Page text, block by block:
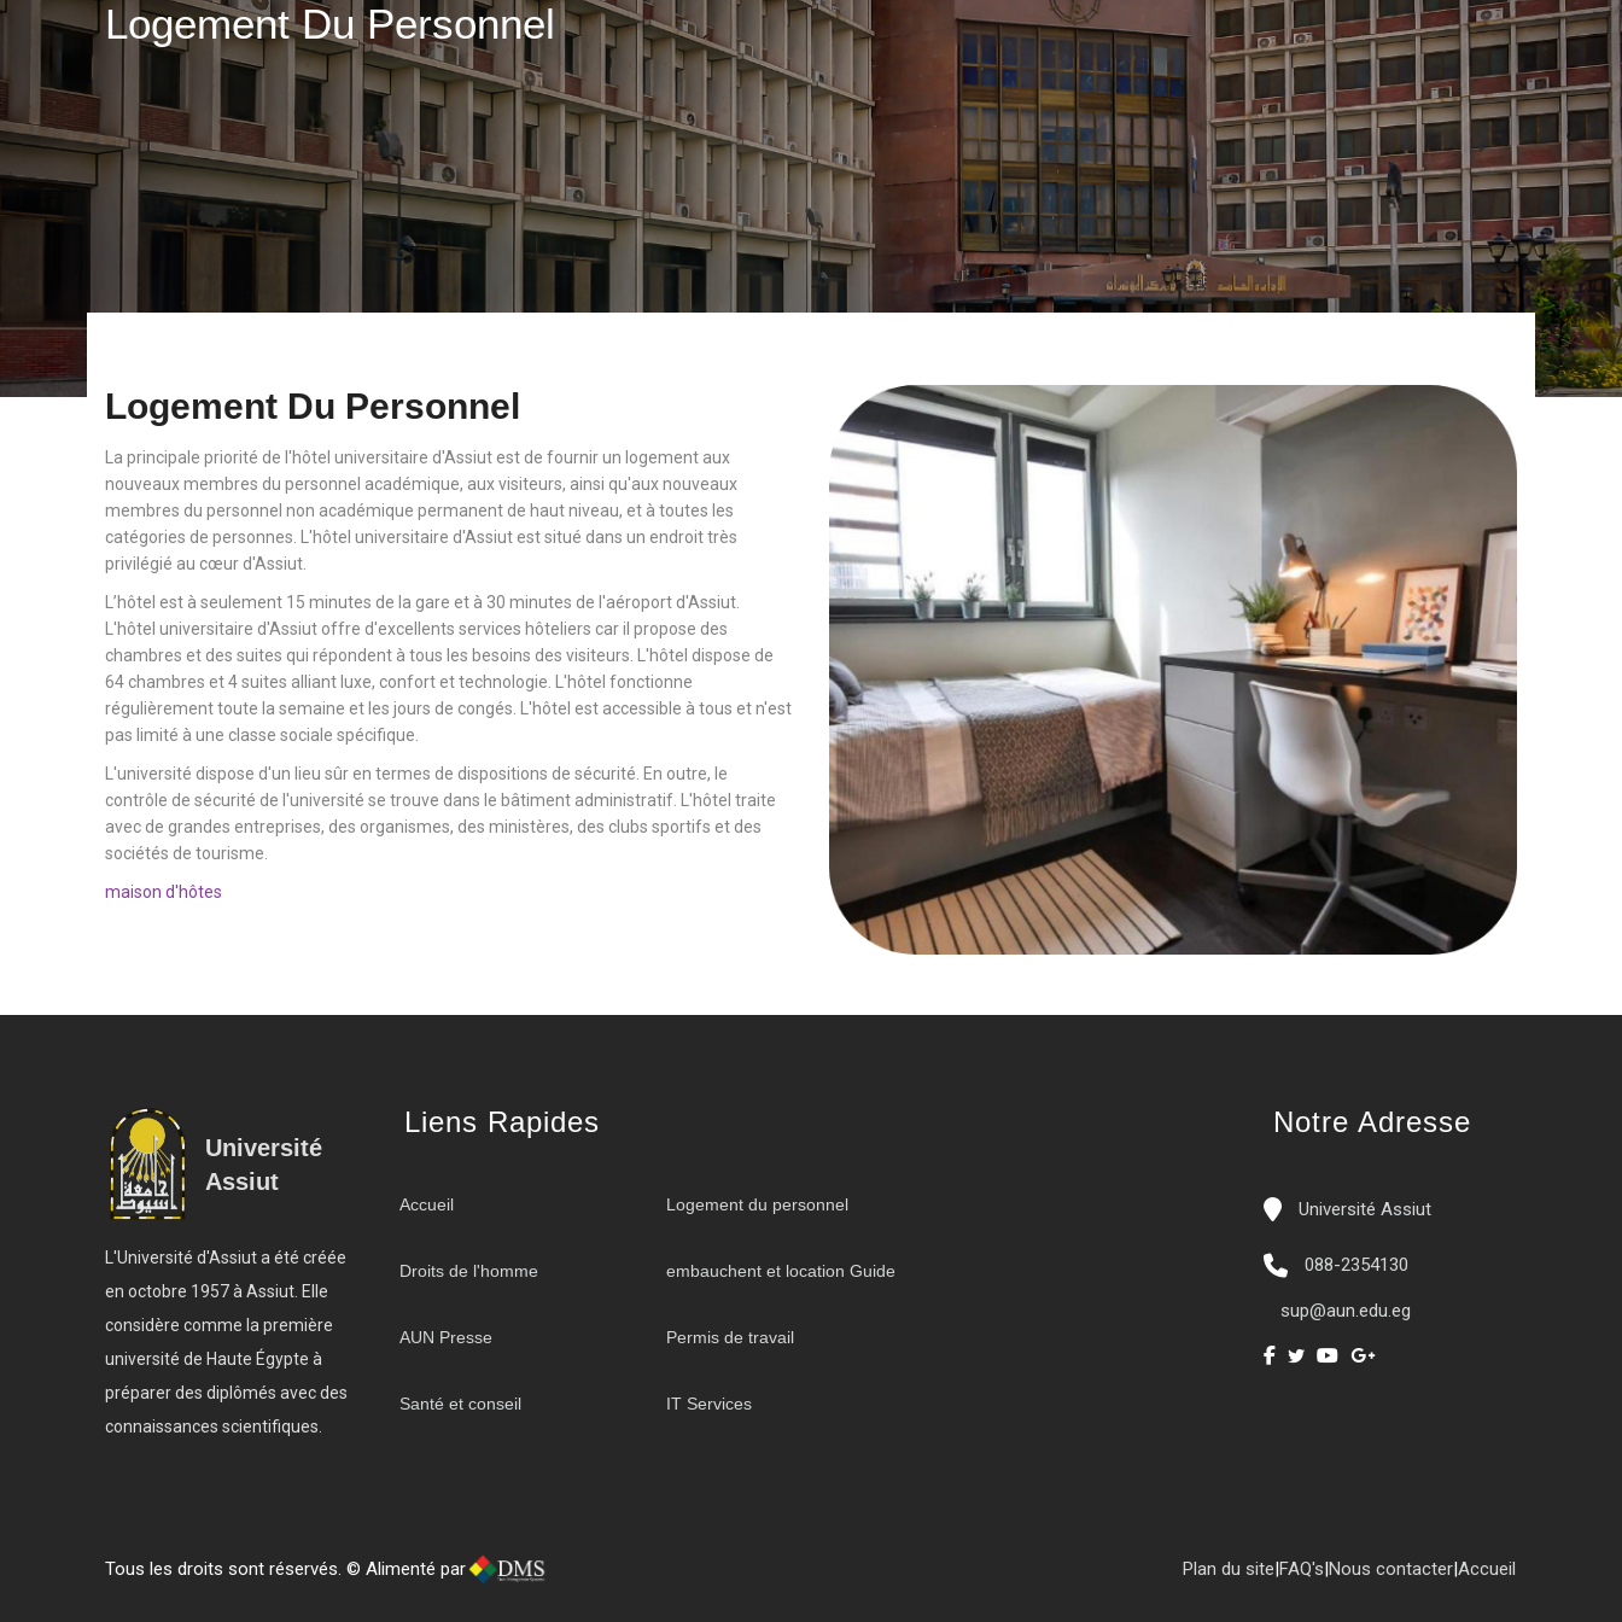
Logement Du Personnel
Logement Du Personnel
La principale priorité de l'hôtel universitaire d'Assiut est de fournir un logement aux
nouveaux membres du personnel académique, aux visiteurs, ainsi qu'aux nouveaux
membres du personnel non académique permanent de haut niveau, et à toutes les
catégories de personnes. L'hôtel universitaire d'Assiut est situé dans un endroit très
privilégié au cœur d'Assiut.
L’hôtel est à seulement 15 minutes de la gare et à 30 minutes de l'aéroport d'Assiut.
L'hôtel universitaire d'Assiut offre d'excellents services hôteliers car il propose des
chambres et des suites qui répondent à tous les besoins des visiteurs. L'hôtel dispose de
64 chambres et 4 suites alliant luxe, confort et technologie. L'hôtel fonctionne
régulièrement toute la semaine et les jours de congés. L'hôtel est accessible à tous et n'est
pas limité à une classe sociale spécifique.
L'université dispose d'un lieu sûr en termes de dispositions de sécurité. En outre, le
contrôle de sécurité de l'université se trouve dans le bâtiment administratif. L'hôtel traite
avec de grandes entreprises, des organismes, des ministères, des clubs sportifs et des
sociétés de tourisme.
maison d'hôtes
Université
Assiut
L'Université d'Assiut a été créée
en octobre 1957 à Assiut. Elle
considère comme la première
université de Haute Égypte à
préparer des diplômés avec des
connaissances scientifiques.
Liens Rapides
Accueil Logement du personnel
Droits de l'homme embauchent et location Guide
AUN Presse Permis de travail
Santé et conseil IT Services
Notre Adresse
Université Assiut
088-2354130
sup@aun.edu.eg
Tous les droits sont réservés. © Alimenté par Accueil
|
Nous contacter
|
FAQ's
|
Plan du site